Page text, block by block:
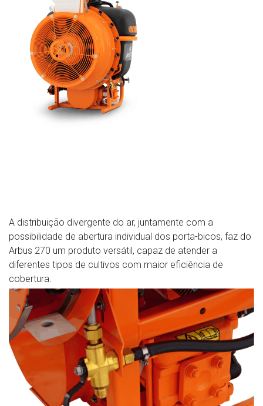
A distribuição divergente do ar, juntamente com a
possibilidade de abertura individual dos porta-bicos, faz do
Arbus 270 um produto versátil, capaz de atender a
diferentes tipos de cultivos com maior eficiência de
cobertura.